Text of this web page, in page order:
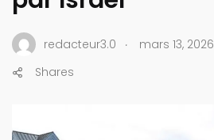
redacteur3.0 . mars 13, 2026
Shares